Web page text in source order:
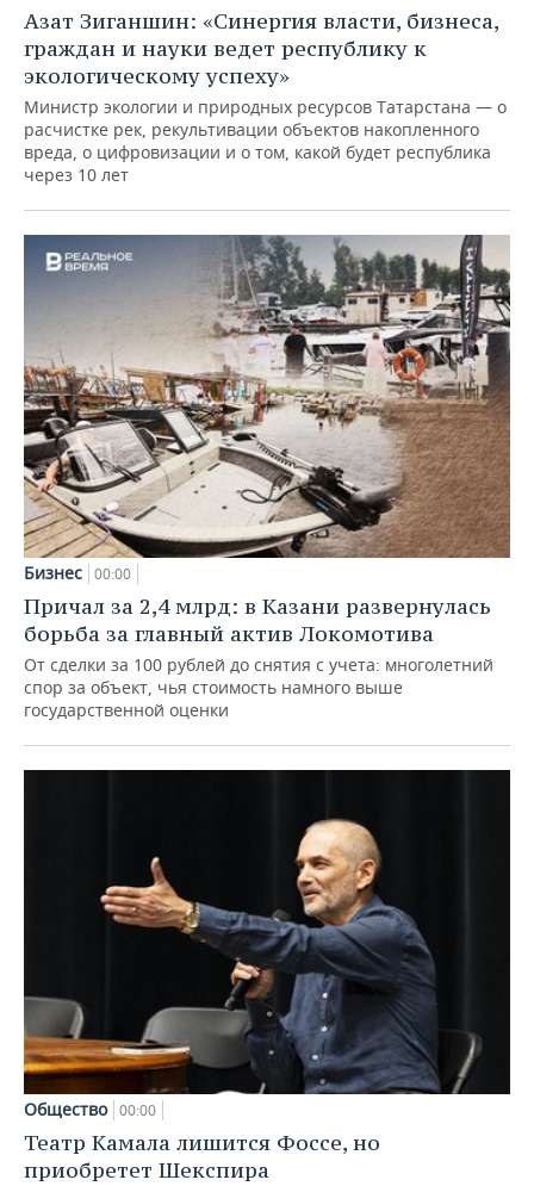
Азат Зиганшин: «Синергия власти, бизнеса,
граждан и науки ведет республику к
экологическому успеху»
Министр экологии и природных ресурсов Татарстана — о
расчистке рек, рекультивации объектов накопленного
вреда, о цифровизации и о том, какой будет республика
через 10 лет
Бизнес 00:00
Причал за 2,4 млрд: в Казани развернулась
борьба за главный актив Локомотива
От сделки за 100 рублей до снятия с учета: многолетний
спор за объект, чья стоимость намного выше
государственной оценки
Общество 00:00
Театр Камала лишится Фоссе, но
приобретет Шекспира